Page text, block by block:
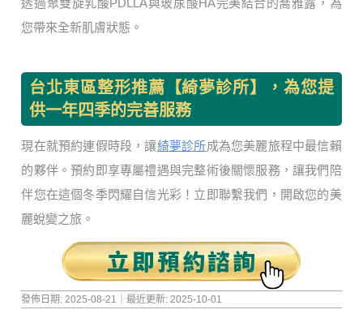
透過聚雙旋乳酸PDLLA與玻尿酸HA完美結合的喬雅露，為
您帶來全新肌膚狀態。
台北東區整形推薦【綺夢診所】，為您提
供一年四季的完善服務
現在就預約連假時段，讓綺夢診所成為您美麗旅程中最信賴
的夥伴。預約即享專屬禮遇與完整術後關懷服務，讓我們陪
伴您在這個冬季閃耀自信光彩！立即聯繫我們，開啟您的美
麗蛻變之旅。
發佈日期: 2025-08-21｜最近更新: 2025-10-01